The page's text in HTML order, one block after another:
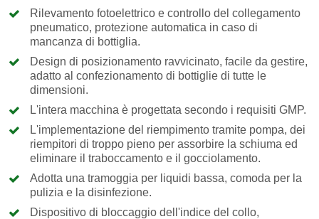
Rilevamento fotoelettrico e controllo del collegamento
pneumatico, protezione automatica in caso di
mancanza di bottiglia.
Design di posizionamento ravvicinato, facile da gestire,
adatto al confezionamento di bottiglie di tutte le
dimensioni.
L'intera macchina è progettata secondo i requisiti GMP.
L'implementazione del riempimento tramite pompa, dei
riempitori di troppo pieno per assorbire la schiuma ed
eliminare il traboccamento e il gocciolamento.
Adotta una tramoggia per liquidi bassa, comoda per la
pulizia e la disinfezione.
Dispositivo di bloccaggio dell'indice del collo,